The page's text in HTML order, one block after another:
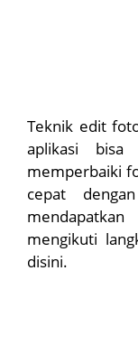
Teknik edit
aplikasi
memperbaiki
cepat
mengikuti
disini.